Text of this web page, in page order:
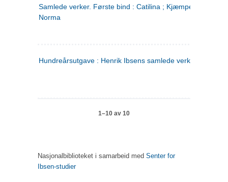
Samlede verker. Første bind : Catilina ; Kjæmpehøien ;
Norma
Hundreårsutgave : Henrik Ibsens samlede verker. 1
1–10 av 10
Nasjonalbiblioteket i samarbeid med Senter for
Ibsen-studier